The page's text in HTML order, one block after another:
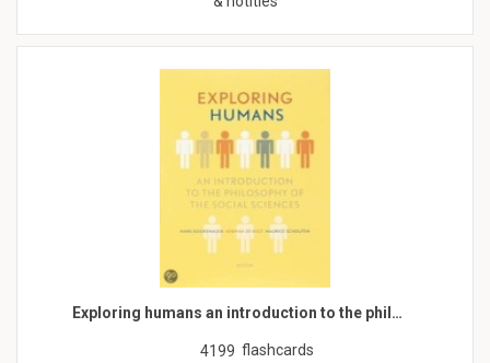
Exploring humans an introduction to the phil…
4199 flashcards